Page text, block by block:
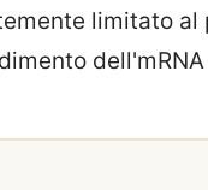
limitato